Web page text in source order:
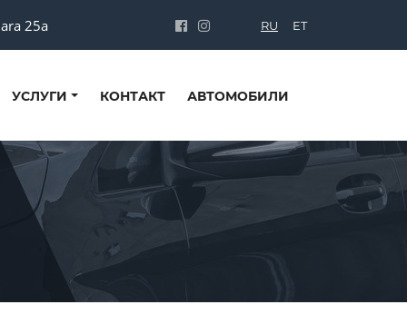
25a RU ET
УСЛУГИ КОНТАКТ АВТОМОБИЛИ